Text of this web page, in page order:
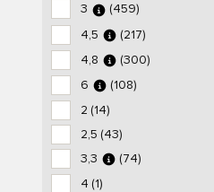
3
(459)
4,5
(217)
4,8
(300)
6
(108)
2 (14)
2,5 (43)
3,3
(74)
4 (1)